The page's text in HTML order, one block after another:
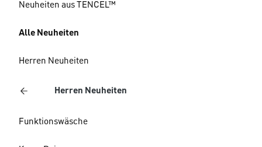
Neuheiten aus TENCEL™
Alle Neuheiten
Herren Neuheiten
Herren Neuheiten
Funktionswäsche